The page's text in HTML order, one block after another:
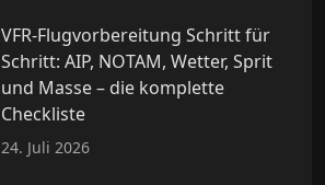
VFR-Flugvorbereitung Schritt für
Schritt: AIP, NOTAM, Wetter, Sprit
und Masse – die komplette
Checkliste
24. Juli 2026